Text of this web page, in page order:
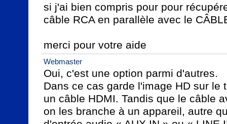
si j'ai bien compris pour pour
câble RCA en parallèle avec le
merci pour votre aide
Webmaster
Oui, c'est une option parmi d'autres.
Dans ce cas garde l'image HD sur le
un câble HDMI. Tandis que le câble
on les branche à un appareil, autre